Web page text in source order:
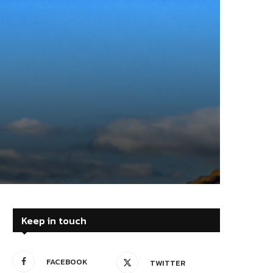
Keep in touch
FACEBOOK TWITTER